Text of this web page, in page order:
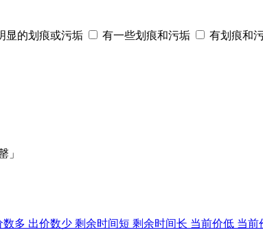
显的划痕或污垢 有一些划痕和污垢 有划痕和
」
数多 出价数少 剩余时间短 剩余时间长 当前价低 当前